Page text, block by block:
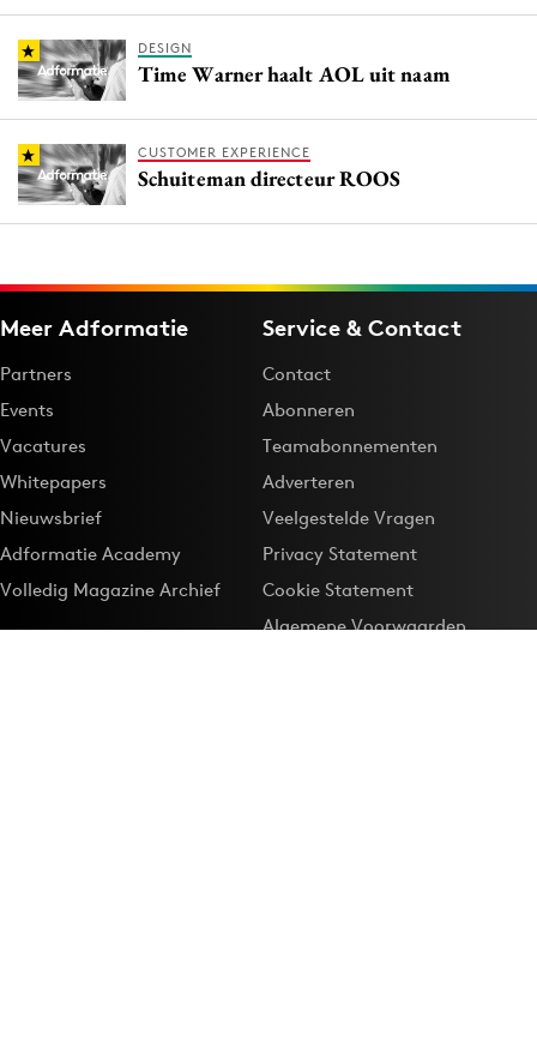
DESIGN
Time Warner haalt AOL uit naam
CUSTOMER EXPERIENCE
Schuiteman directeur ROOS
Meer Adformatie
Partners
Events
Vacatures
Whitepapers
Nieuwsbrief
Adformatie Academy
Volledig Magazine Archief
Service & Contact
Contact
Abonneren
Teamabonnementen
Adverteren
Veelgestelde Vragen
Privacy Statement
Cookie Statement
Algemene Voorwaarden